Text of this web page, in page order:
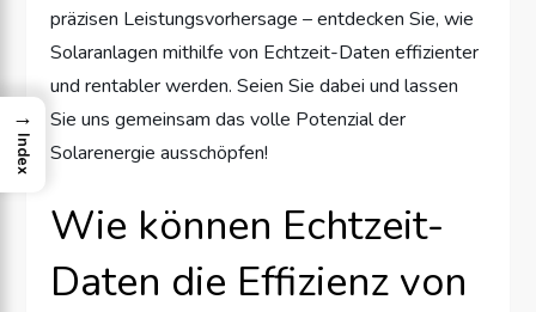
präzisen Leistungsvorhersage – entdecken Sie, wie
Solaranlagen mithilfe von Echtzeit-Daten effizienter
und rentabler werden. Seien Sie dabei und lassen
Sie uns gemeinsam das volle Potenzial der
Solarenergie ausschöpfen!
Wie können Echtzeit-
Daten die Effizienz von
→
Index